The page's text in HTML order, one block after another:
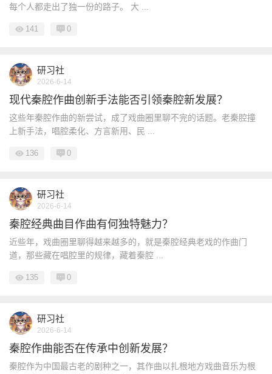
每个人都走出了独一份的路子。 大 ...
141 0
研习社
2026-6-14
现代秦腔作曲创新手法能否引领秦腔新发展？
这些年秦腔作曲的新尝试，成了戏曲圈里聊不完的话题。老秦腔撞
上新手法，唱腔柔化、方言新用、民 ...
136 0
研习社
2026-6-14
秦腔经典曲目作曲有何独特魅力？
近些年，戏曲圈里聊得越来越多的，就是秦腔经典老戏的作曲门
道，那些藏在唱腔里的规律，藏着秦腔 ...
135 0
研习社
2026-6-14
秦腔作曲能否在传承中创新发展？
秦腔作为中国最古老的剧种之一，其作曲以扎根地方戏曲音乐为根